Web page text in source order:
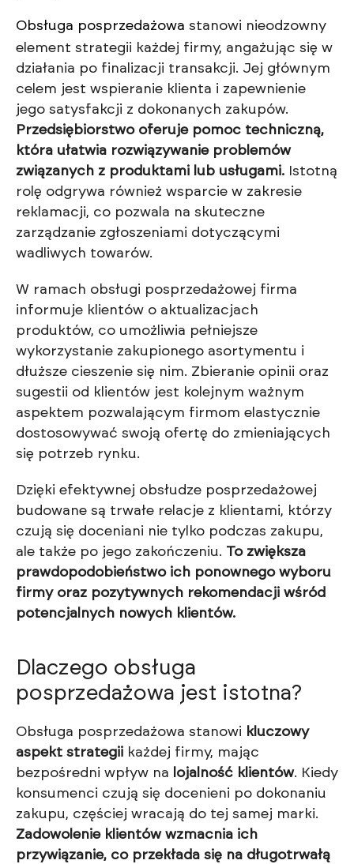
Obsługa posprzedażowa stanowi nieodzowny
element strategii każdej firmy, angażując się w
działania po finalizacji transakcji. Jej głównym
celem jest wspieranie klienta i zapewnienie
jego satysfakcji z dokonanych zakupów.
Przedsiębiorstwo oferuje pomoc techniczną,
która ułatwia rozwiązywanie problemów
związanych z produktami lub usługami. Istotną
rolę odgrywa również wsparcie w zakresie
reklamacji, co pozwala na skuteczne
zarządzanie zgłoszeniami dotyczącymi
wadliwych towarów.
W ramach obsługi posprzedażowej firma
informuje klientów o aktualizacjach
produktów, co umożliwia pełniejsze
wykorzystanie zakupionego asortymentu i
dłuższe cieszenie się nim. Zbieranie opinii oraz
sugestii od klientów jest kolejnym ważnym
aspektem pozwalającym firmom elastycznie
dostosowywać swoją ofertę do zmieniających
się potrzeb rynku.
Dzięki efektywnej obsłudze posprzedażowej
budowane są trwałe relacje z klientami, którzy
czują się doceniani nie tylko podczas zakupu,
ale także po jego zakończeniu. To zwiększa
prawdopodobieństwo ich ponownego wyboru
firmy oraz pozytywnych rekomendacji wśród
potencjalnych nowych klientów.
Dlaczego obsługa
posprzedażowa jest istotna?
Obsługa posprzedażowa stanowi kluczowy
aspekt strategii każdej firmy, mając
bezpośredni wpływ na
lojalność klientów. Kiedy
konsumenci czują się docenieni po dokonaniu
zakupu, częściej wracają do tej samej marki.
Zadowolenie klientów wzmacnia ich
przywiązanie, co przekłada się na długotrwałą